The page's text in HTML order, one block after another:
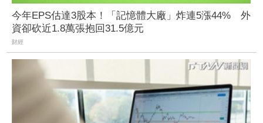
今年EPS估達3股本！「記憶體大廠」炸連5漲44% 外
資卻砍近1.8萬張抱回31.5億元
財經